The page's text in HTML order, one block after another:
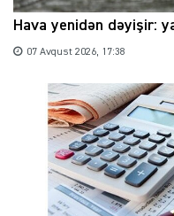
Hava yenidən dəyişir:
07 Avqust 2026, 17:38